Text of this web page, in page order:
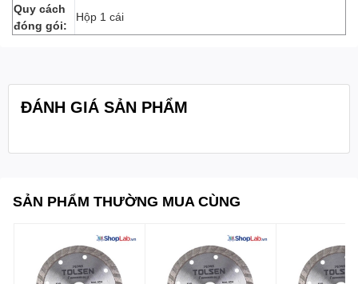
Quy cách
đóng gói:
Hộp 1 cái
ĐÁNH GIÁ SẢN PHẨM
SẢN PHẨM THƯỜNG MUA CÙNG